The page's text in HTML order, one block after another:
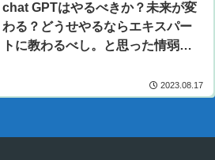
chat GPTはやるべきか？未来が変
わる？どうせやるならエキスパー
トに教わるべし。と思った情弱オ
2023.08.17